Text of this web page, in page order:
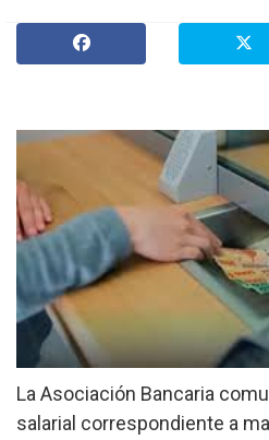
Policiales
»
Salud
Cultura
»
Economía
»
Espectáculos
Internacionales
»
Judiciales
La Asociación Bancaria
salarial correspondiente a